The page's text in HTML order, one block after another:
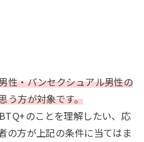
性・パンセクシュアル男性の
う方が対象です。
のことを理解したい、応
の方が上記の条件に当てはま